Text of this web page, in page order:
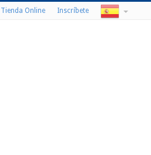
Tienda Online Inscríbete